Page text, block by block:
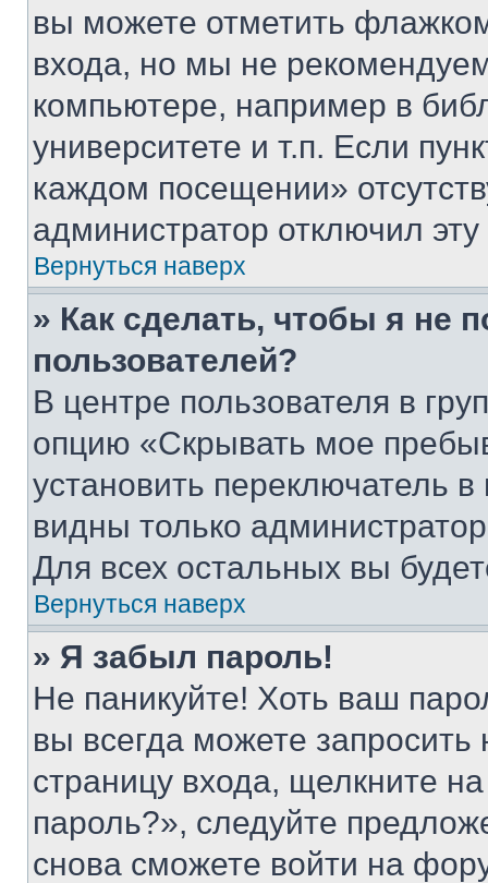
вы можете отметить
входа, но мы не
компьютере, например в
университете и т.п. Если
каждом посещении»
администратор отключил
Вернуться наверх
» Как сделать, чтобы я не
пользователей?
В центре пользователя в
опцию «Скрывать мое
установить переключатель
видны только
Для всех остальных вы
Вернуться наверх
» Я забыл пароль!
Не паникуйте! Хоть ваш
вы всегда можете
страницу входа, щелкните
пароль?», следуйте
снова сможете войти на